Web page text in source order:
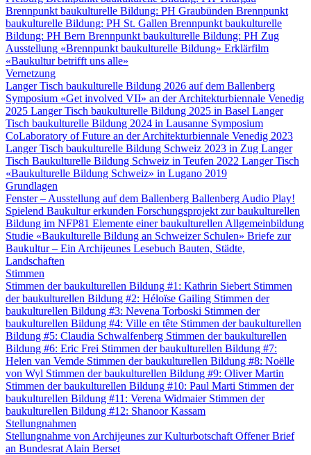
Brennpunkt baukulturelle Bildung: PH Graubünden Brennpunkt
baukulturelle Bildung: PH St. Gallen Brennpunkt baukulturelle
Bildung: PH Bern Brennpunkt baukulturelle Bildung: PH Zug
Ausstellung «Brennpunkt baukulturelle Bildung» Erklärfilm
«Baukultur betrifft uns alle»
Vernetzung
Langer Tisch baukulturelle Bildung 2026 auf dem Ballenberg
Symposium «Get involved VII» an der Architekturbiennale Venedig
2025 Langer Tisch baukulturelle Bildung 2025 in Basel Langer
Tisch baukulturelle Bildung 2024 in Lausanne Symposium
CoLaboratory of Future an der Architekturbiennale Venedig 2023
Langer Tisch baukulturelle Bildung Schweiz 2023 in Zug Langer
Tisch Baukulturelle Bildung Schweiz in Teufen 2022 Langer Tisch
«Baukulturelle Bildung Schweiz» in Lugano 2019
Grundlagen
Fenster – Ausstellung auf dem Ballenberg Ballenberg Audio Play!
Spielend Baukultur erkunden Forschungsprojekt zur baukulturellen
Bildung im NFP81 Elemente einer baukulturellen Allgemeinbildung
Studie «Baukulturelle Bildung an Schweizer Schulen» Briefe zur
Baukultur – Ein Archijeunes Lesebuch Bauten, Städte,
Landschaften
Stimmen
Stimmen der baukulturellen Bildung #1: Kathrin Siebert Stimmen
der baukulturellen Bildung #2: Héloïse Gailing Stimmen der
baukulturellen Bildung #3: Nevena Torboski Stimmen der
baukulturellen Bildung #4: Ville en tête Stimmen der baukulturellen
Bildung #5: Claudia Schwalfenberg Stimmen der baukulturellen
Bildung #6: Eric Frei Stimmen der baukulturellen Bildung #7:
Helen van Vemde Stimmen der baukulturellen Bildung #8: Noëlle
von Wyl Stimmen der baukulturellen Bildung #9: Oliver Martin
Stimmen der baukulturellen Bildung #10: Paul Marti Stimmen der
baukulturellen Bildung #11: Verena Widmaier Stimmen der
baukulturellen Bildung #12: Shanoor Kassam
Stellungnahmen
Stellungnahme von Archijeunes zur Kulturbotschaft Offener Brief
an Bundesrat Alain Berset